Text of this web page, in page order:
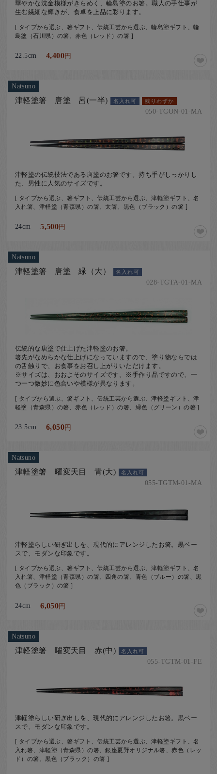
華やかな沈金模様がきらめく、輪島塗のお箸。職人の手仕事が
生む繊細な輝きが、食卓を上品に彩ります。
[ タイプから選ぶ、箸ギフト、伝統工芸から選ぶ、輪島塗ギフト、輪
島塗（石川県）の箸、赤色（レッド）の箸 ]
22.5cm 4,400円
Natsuno
津軽塗箸 唐塗 呂(一半) 名入れ可 残りわずか
050-TGON-01-MA
津軽塗の伝統技法である唐塗のお箸です。持ち手がしっかりし
た、男性に人気のサイズです。
[ タイプから選ぶ、箸ギフト、伝統工芸から選ぶ、津軽塗ギフト、名
入れ箸、津軽塗（青森県）の箸、太箸、黒色（ブラック）の箸 ]
24cm 5,500円
Natsuno
津軽塗箸 唐塗 緑（大） 名入れ可
028-TGTA-01-MA
伝統的な唐塗で仕上げた津軽塗のお箸。
箸先がなめらかな仕上げになっていますので、塗り物ならでは
の舌触りで、お食事をお召し上がりいただけます。
※サイズは、おおよそのサイズです。※手作り品ですので、一
つ一つ微妙に色合いや模様が異なります。
[ タイプから選ぶ、箸ギフト、伝統工芸から選ぶ、津軽塗ギフト、津
軽塗（青森県）の箸、赤色（レッド）の箸、緑色（グリーン）の箸 ]
23.5cm 6,050円
Natsuno
津軽塗箸 曜変天目 青(大) 名入れ可
055-TGTM-01-MA
津軽塗らしい研ぎ出しを、現代的にアレンジしたお箸。黒ベー
スで、モダンな印象です。
[ タイプから選ぶ、箸ギフト、伝統工芸から選ぶ、津軽塗ギフト、名
入れ箸、津軽塗（青森県）の箸、四角の箸、青色（ブルー）の箸、黒
色（ブラック）の箸 ]
24cm 6,050円
Natsuno
津軽塗箸 曜変天目 赤(中) 名入れ可
055-TGTM-01-FE
津軽塗らしい研ぎ出しを、現代的にアレンジしたお箸。黒ベー
スで、モダンな印象です。
[ タイプから選ぶ、箸ギフト、伝統工芸から選ぶ、津軽塗ギフト、名
入れ箸、津軽塗（青森県）の箸、銀座夏野オリジナル箸、赤色（レッ
ド）の箸、黒色（ブラック）の箸 ]